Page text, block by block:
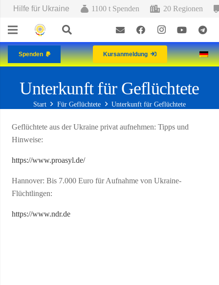
Hilfe für Ukraine 1100 t Spenden 20 Regionen
Spenden Kursanmeldung
Unterkunft für Geflüchtete
Start Für Geflüchtete Unterkunft für Geflüchtete
Geflüchtete aus der Ukraine privat aufnehmen: Tipps und
Hinweise:
https://www.proasyl.de/
Hannover: Bis 7.000 Euro für Aufnahme von Ukraine-
Flüchtlingen:
https://www.ndr.de